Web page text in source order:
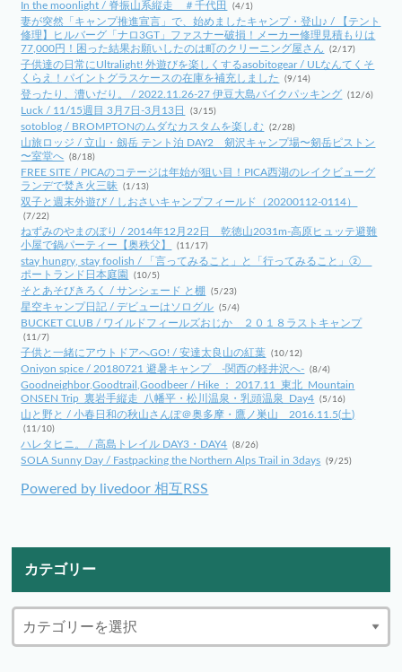
In the moonlight / 脊振山系縦走 ＃千代田 (4/1)
妻が突然「キャンプ推進宣言」で、始めましたキャンプ・登山♪ / 【テント
修理】ヒルバーグ「ナロ3GT」ファスナー破損！メーカー修理見積もりは
77,000円！困った結果お願いしたのは町のクリーニング屋さん
(2/17)
子供達の日常にUltralight! 外遊びを楽しくするasobitogear / ULなんてくそ
くらえ！パイントグラスケースの在庫を補充しました
(9/14)
登ったり、漕いだり。 / 2022.11.26-27 伊豆大島バイクパッキング (12/6)
Luck / 11/15週目 3月7日-3月13日 (3/15)
sotoblog / BROMPTONのムダなカスタムを楽しむ (2/28)
山旅ロッジ / 立山・劔岳 テント泊 DAY2 剱沢キャンプ場〜剱岳ピストン
〜室堂へ (8/18)
FREE SITE / PICAのコテージは年始が狙い目！PICA西湖のレイクビューグ
ランデで焚き火三昧
(1/13)
双子と週末外遊び / しおさいキャンプフィールド（20200112-0114）
(7/22)
ねずみのやまのぼり / 2014年12月22日 乾徳山2031m-高原ヒュッテ避難
小屋で鍋パーティー【奥秩父】
(11/17)
stay hungry, stay foolish / 「言ってみること」と「行ってみること」②
ポートランド日本庭園
(10/5)
そとあそびきろく / サンシェード と棚 (5/23)
星空キャンプ日記 / デビューはソログル (5/4)
BUCKET CLUB / ワイルドフィールズおじか ２０１８ラストキャンプ
(11/7)
子供と一緒にアウトドアへGO! / 安達太良山の紅葉 (10/12)
Oniyon spice / 20180721 避暑キャンプ -関西の軽井沢へ- (8/4)
Goodneighbor,Goodtrail,Goodbeer / Hike ： 2017.11_東北_Mountain
ONSEN Trip_裏岩手縦走_八幡平・松川温泉・乳頭温泉_Day4 (5/16)
山と野と / 小春日和の秋山さんぽ＠奥多摩・鷹ノ巣山 2016.11.5(土)
(11/10)
ハレタヒニ。 / 高島トレイル DAY3・DAY4 (8/26)
SOLA Sunny Day / Fastpacking the Northern Alps Trail in 3days (9/25)
Powered by livedoor 相互RSS
カテゴリー